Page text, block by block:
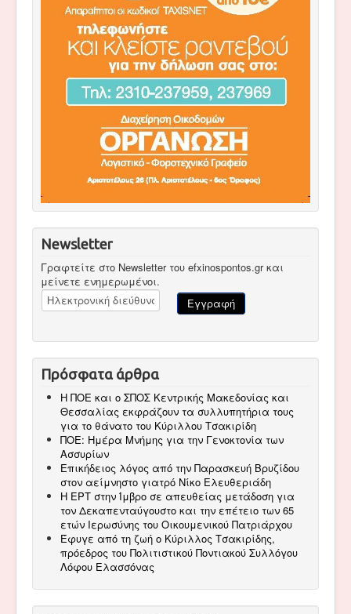
Newsletter
Γραφτείτε στο Newsletter του efxinospontos.gr και
μείνετε ενημερωμένοι.
Πρόσφατα άρθρα
Η ΠΟΕ και ο ΣΠΟΣ Κεντρικής Μακεδονίας και
Θεσσαλίας εκφράζουν τα συλλυπητήρια τους
για το θάνατο του Κύριλλου Τσακιρίδη
ΠΟΕ: Ημέρα Μνήμης για την Γενοκτονία των
Ασσυρίων
Επικήδειος λόγος από την Παρασκευή Βρυζίδου
στον αείμνηστο γιατρό Νίκο Ελευθεριάδη
Η ΕΡΤ στην Ίμβρο σε απευθείας μετάδοση για
τον Δεκαπενταύγουστο και την επέτειο των 65
ετών Ιερωσύνης του Οικουμενικού Πατριάρχου
Έφυγε από τη ζωή ο Κύριλλος Τσακιρίδης,
πρόεδρος του Πολιτιστικού Ποντιακού Συλλόγου
Λόφου Ελασσόνας